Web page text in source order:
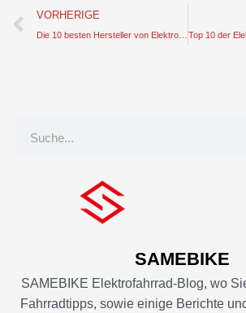
Prev
VORHERIGE
Die 10 besten Hersteller von Elektrofahrrädern in Afrika
SAMEBIKE
SAMEBIKE Elektrofahrrad-Blog, wo
Fahrradtipps, sowie einige Berichte